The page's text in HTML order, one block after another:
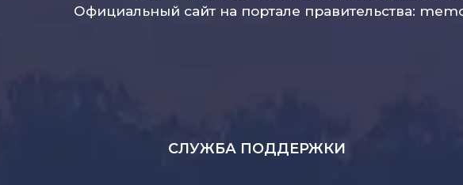
Официальный сайт на портале правительства:
СЛУЖБА ПОДДЕРЖКИ